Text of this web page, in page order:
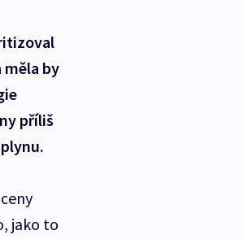
měla by
příliš
jako to